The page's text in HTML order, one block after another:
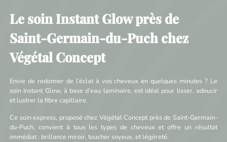
Le soin Instant Glow près de
Saint-Germain-du-Puch chez
Végétal Concept
Envie de redonner de l’éclat à vos cheveux en quelques minutes ? Le
soin Instant Glow, à base d’eau laminaire, est idéal pour lisser, adoucir
et lustrer la fibre capillaire.
Ce soin express, proposé chez Végétal Concept près de Saint-Germain-
du-Puch, convient à tous les types de cheveux et offre un résultat
immédiat : brillance miroir, toucher soyeux, et légèreté.